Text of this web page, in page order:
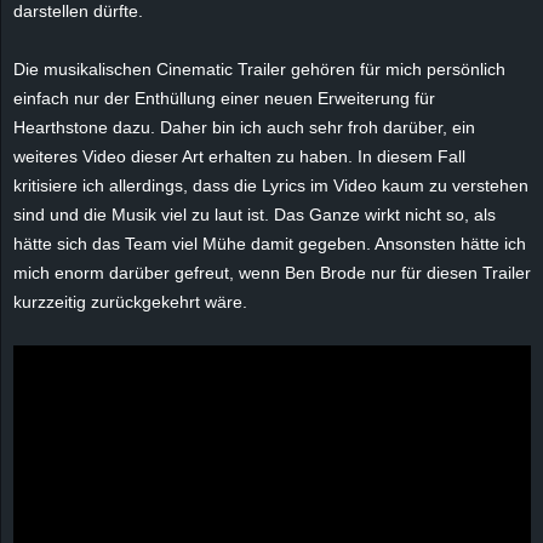
darstellen dürfte.
Die musikalischen Cinematic Trailer gehören für mich persönlich
einfach nur der Enthüllung einer neuen Erweiterung für
Hearthstone dazu. Daher bin ich auch sehr froh darüber, ein
weiteres Video dieser Art erhalten zu haben. In diesem Fall
kritisiere ich allerdings, dass die Lyrics im Video kaum zu verstehen
sind und die Musik viel zu laut ist. Das Ganze wirkt nicht so, als
hätte sich das Team viel Mühe damit gegeben. Ansonsten hätte ich
mich enorm darüber gefreut, wenn Ben Brode nur für diesen Trailer
kurzzeitig zurückgekehrt wäre.